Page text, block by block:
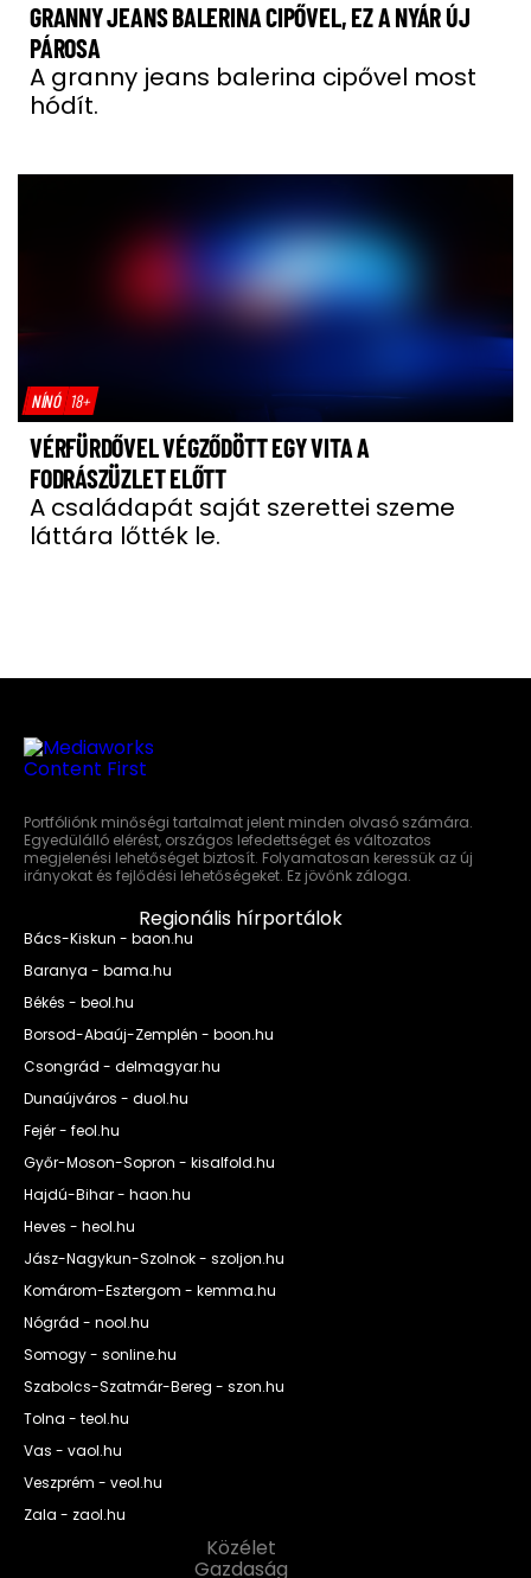
GRANNY JEANS BALERINA CIPŐVEL, EZ A NYÁR ÚJ
PÁROSA
A granny jeans balerina cipővel most
hódít.
NÍNÓ 18+
VÉRFÜRDŐVEL VÉGZŐDÖTT EGY VITA A
FODRÁSZÜZLET ELŐTT
A családapát saját szerettei szeme
láttára lőtték le.
Portfóliónk minőségi tartalmat jelent minden olvasó számára.
Egyedülálló elérést, országos lefedettséget és változatos
megjelenési lehetőséget biztosít. Folyamatosan keressük az új
irányokat és fejlődési lehetőségeket. Ez jövőnk záloga.
Regionális hírportálok
Bács-Kiskun - baon.hu
Baranya - bama.hu
Békés - beol.hu
Borsod-Abaúj-Zemplén - boon.hu
Csongrád - delmagyar.hu
Dunaújváros - duol.hu
Fejér - feol.hu
Győr-Moson-Sopron - kisalfold.hu
Hajdú-Bihar - haon.hu
Heves - heol.hu
Jász-Nagykun-Szolnok - szoljon.hu
Komárom-Esztergom - kemma.hu
Nógrád - nool.hu
Somogy - sonline.hu
Szabolcs-Szatmár-Bereg - szon.hu
Tolna - teol.hu
Vas - vaol.hu
Veszprém - veol.hu
Zala - zaol.hu
Közélet
Gazdaság